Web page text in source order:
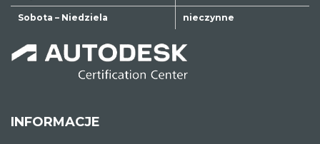
Sobota – Niedziela nieczynne
INFORMACJE